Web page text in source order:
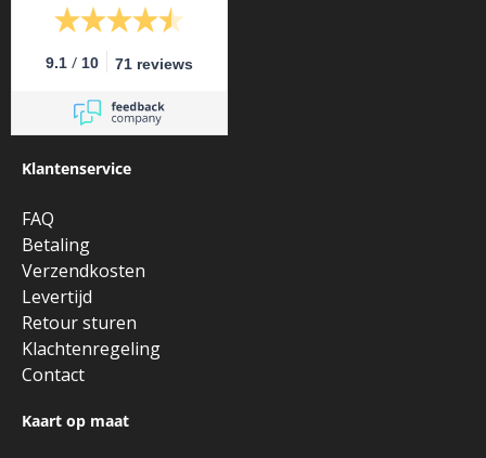
9.1 / 10 71 reviews
Klantenservice
FAQ
Betaling
Verzendkosten
Levertijd
Retour sturen
Klachtenregeling
Contact
Kaart op maat